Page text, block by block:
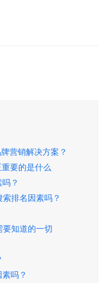
营销解决方案？
要的是什么
？
排名因素吗？
知道的一切
吗？